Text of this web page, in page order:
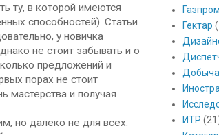
ту, в которой имеются
способностей). Статьи
у новичка
не стоит забывать и о
предложений и
порах не стоит
мастерства и получая
но далеко не для всех.
Гектар
Добыча
ИТР